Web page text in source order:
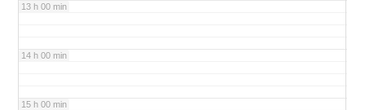
13 h 00 min
14 h 00 min
15 h 00 min